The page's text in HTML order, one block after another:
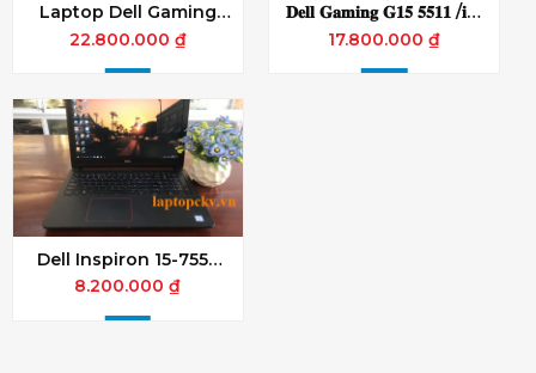
Laptop Dell Gaming
G15 - 5520 Core i7-
12700H / 16GB / 512GB /
VGA 3050 4GB / 15.6
FHD 165Hz / ĐEN
22.800.000 ₫
𝐃𝐞𝐥𝐥 𝐆𝐚𝐦𝐢𝐧𝐠 𝐆𝟏𝟓 𝟓𝟓𝟏𝟏 /𝐢𝟓-
𝟏𝟏𝟑𝟎𝟎𝐇 /𝟏𝟔𝐆𝐁/𝟓𝟏𝟐𝐆𝐁 /
𝐕𝐆𝐀 𝐑𝐓𝐗 𝟑𝟎𝟓𝟎 𝟒𝐆𝐁 /𝟏𝟓.𝟔
𝐅𝐇𝐃 𝟏𝟐𝟎𝐇𝐳
17.800.000 ₫
Dell Inspiron 15-7559
RAM 4GB SSD 128
8.200.000 ₫